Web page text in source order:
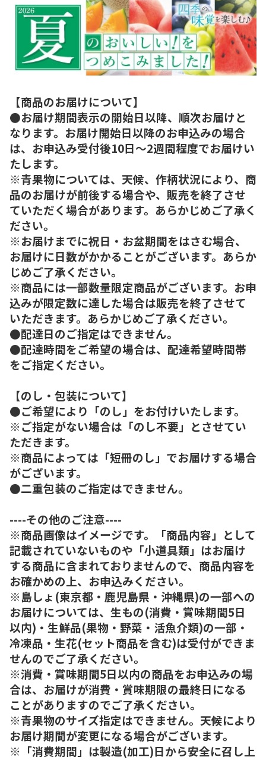
【商品のお届けについて】
●お届け期間表示の開始日以降、順次お届けと
なります。お届け開始日以降のお申込みの場合
は、お申込み受付後10日～2週間程度でお届けい
たします。
※青果物については、天候、作柄状況により、商
品のお届けが前後する場合や、販売を終了させ
ていただく場合があります。あらかじめご了承く
ださい。
※お届けまでに祝日・お盆期間をはさむ場合、
お届けに日数がかかることがございます。あらか
じめご了承ください。
※商品には一部数量限定商品がございます。お申
込みが限定数に達した場合は販売を終了させて
いただきます。あらかじめご了承ください。
●配達日のご指定はできません。
●配達時間をご希望の場合は、配達希望時間帯
をご指定ください。
【のし・包装について】
●ご希望により「のし」をお付けいたします。
※ご指定がない場合は「のし不要」とさせてい
ただきます。
※商品によっては「短冊のし」でお届けする場合
がございます。
●二重包装のご指定はできません。
----その他のご注意----
※商品画像はイメージです。「商品内容」として
記載されていないものや「小道具類」はお届け
する商品に含まれておりませんので、商品内容を
お確かめの上、お申込みください。
※島しょ(東京都・鹿児島県・沖縄県)の一部への
お届けについては、生もの(消費・賞味期間5日
以内)・生鮮品(果物・野菜・活魚介類)の一部・
冷凍品・生花(セット商品を含む)は受付ができま
せんのでご了承ください。
※消費・賞味期間5日以内の商品をお申込みの場
合は、お届けが消費・賞味期限の最終日になる
ことがありますのでご了承ください。
※青果物のサイズ指定はできません。天候により
お届け期間が変更になる場合がございます。
※「消費期間」は製造(加工)日から安全に召し上